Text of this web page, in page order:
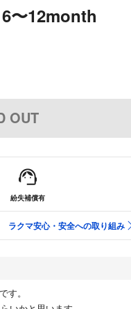
〜12month
OUT
紛失補償有
ラクマ安心・安全への取り組み
す。